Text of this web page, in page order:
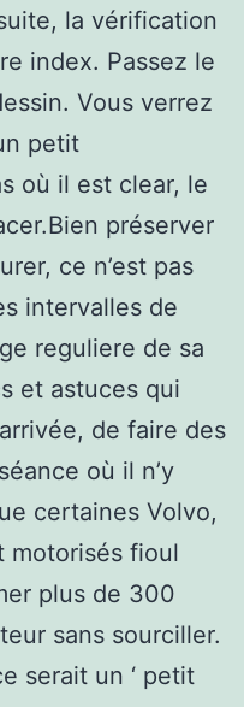
la vérification
index. Passez le
Vous verrez
petit
où il est clear, le
préserver
ce n’est pas
intervalles de
reguliere de sa
et astuces qui
de faire des
où il n’y
certaines Volvo,
motorisés fioul
plus de 300
sans sourciller.
serait un ‘ petit